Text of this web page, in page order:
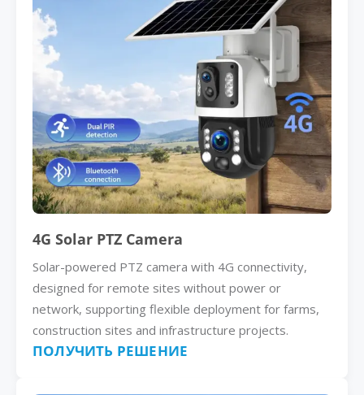
4G Solar PTZ Camera
Solar-powered PTZ camera with 4G connectivity,
designed for remote sites without power or
network, supporting flexible deployment for farms,
construction sites and infrastructure projects.
ПОЛУЧИТЬ РЕШЕНИЕ